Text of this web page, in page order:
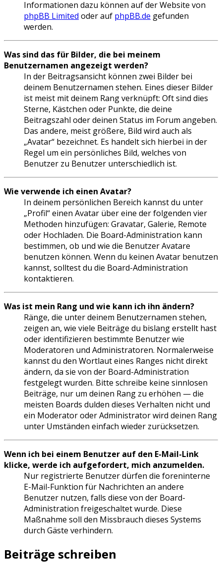
Informationen dazu können auf der Website von
phpBB Limited oder auf phpBB.de gefunden
werden.
Was sind das für Bilder, die bei meinem
Benutzernamen angezeigt werden?
In der Beitragsansicht können zwei Bilder bei
deinem Benutzernamen stehen. Eines dieser Bilder
ist meist mit deinem Rang verknüpft: Oft sind dies
Sterne, Kästchen oder Punkte, die deine
Beitragszahl oder deinen Status im Forum angeben.
Das andere, meist größere, Bild wird auch als
„Avatar“ bezeichnet. Es handelt sich hierbei in der
Regel um ein persönliches Bild, welches von
Benutzer zu Benutzer unterschiedlich ist.
Wie verwende ich einen Avatar?
In deinem persönlichen Bereich kannst du unter
„Profil“ einen Avatar über eine der folgenden vier
Methoden hinzufügen: Gravatar, Galerie, Remote
oder Hochladen. Die Board-Administration kann
bestimmen, ob und wie die Benutzer Avatare
benutzen können. Wenn du keinen Avatar benutzen
kannst, solltest du die Board-Administration
kontaktieren.
Was ist mein Rang und wie kann ich ihn ändern?
Ränge, die unter deinem Benutzernamen stehen,
zeigen an, wie viele Beiträge du bislang erstellt hast
oder identifizieren bestimmte Benutzer wie
Moderatoren und Administratoren. Normalerweise
kannst du den Wortlaut eines Ranges nicht direkt
ändern, da sie von der Board-Administration
festgelegt wurden. Bitte schreibe keine sinnlosen
Beiträge, nur um deinen Rang zu erhöhen — die
meisten Boards dulden dieses Verhalten nicht und
ein Moderator oder Administrator wird deinen Rang
unter Umständen einfach wieder zurücksetzen.
Wenn ich bei einem Benutzer auf den E-Mail-Link
klicke, werde ich aufgefordert, mich anzumelden.
Nur registrierte Benutzer dürfen die foreninterne
E-Mail-Funktion für Nachrichten an andere
Benutzer nutzen, falls diese von der Board-
Administration freigeschaltet wurde. Diese
Maßnahme soll den Missbrauch dieses Systems
durch Gäste verhindern.
Beiträge schreiben